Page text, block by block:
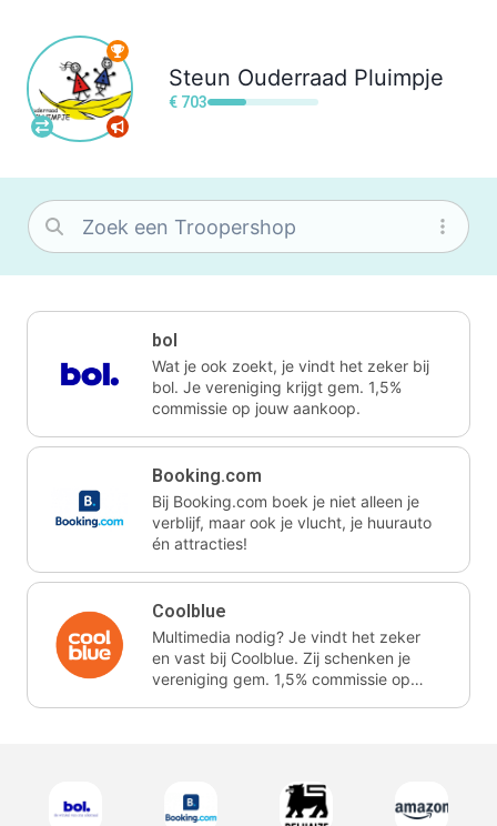
Steun Ouderraad Pluimpje
€ 703
bol
Wat je ook zoekt, je vindt het zeker bij
bol. Je vereniging krijgt gem. 1,5%
commissie op jouw aankoop.
Booking.com
Bij Booking.com boek je niet alleen je
verblijf, maar ook je vlucht, je huurauto
én attracties!
Coolblue
Multimedia nodig? Je vindt het zeker
en vast bij Coolblue. Zij schenken je
vereniging gem. 1,5% commissie op